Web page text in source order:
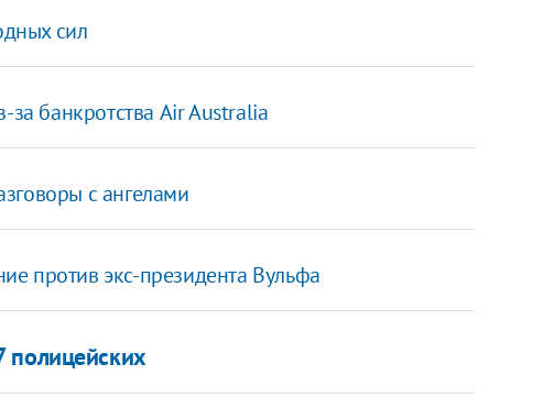
сил
за банкротства Air Australia
с ангелами
против экс-президента Вульфа
полицейских